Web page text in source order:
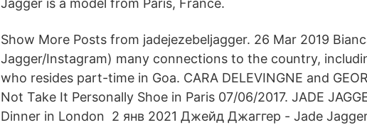
Jagger is a model from Paris, France.
Show More Posts from jadejezebeljagger. 26 Mar 2019
Jagger/Instagram) many connections to the country,
who resides part-time in Goa. CARA DELEVINGNE and
Not Take It Personally Shoe in Paris 07/06/2017. JADE
Dinner in London 2 янв 2021 Джейд Джаггер - Jade